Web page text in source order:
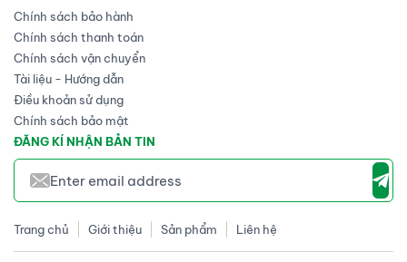
Chính sách bảo hành
Chính sách thanh toán
Chính sách vận chuyển
Tài liệu - Hướng dẫn
Điều khoản sử dụng
Chính sách bảo mật
ĐĂNG KÍ NHẬN BẢN TIN
Trang chủ Giới thiệu Sản phẩm Liên hệ